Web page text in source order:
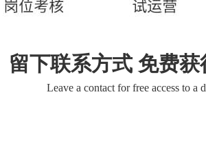
留下联系方式 免费
Leave a contact for free access to a